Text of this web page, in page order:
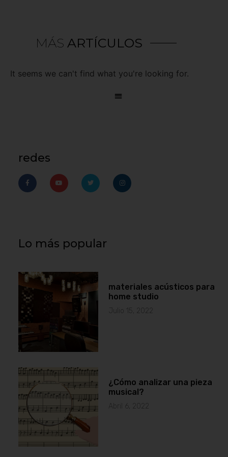
MÁS ARTÍCULOS
It seems we can't find what you're looking for.
redes
Lo más popular
materiales acústicos para
home studio
Julio 15, 2022
¿Cómo analizar una pieza
musical?
Abril 6, 2022